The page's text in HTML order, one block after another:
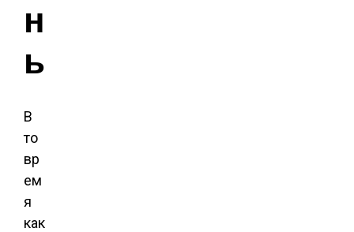
н
ы
В
то
вр
ем
я
как